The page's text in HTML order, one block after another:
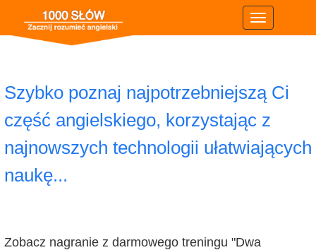
Szybko poznaj najpotrzebniejszą Ci
część angielskiego, korzystając z
najnowszych technologii ułatwiających
naukę...
Zobacz nagranie z darmowego treningu "Dwa